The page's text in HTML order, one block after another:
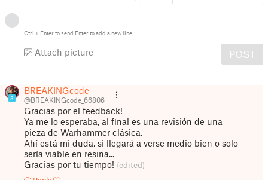
Ctrl + Enterto send Enterto add a new line
Attach picture POST
3
BREAKINGcode
@BREAKINGcode_66806
Gracias por el feedback!
Ya me lo esperaba, al final es una revisión de una
pieza de Warhammer clásica.
Ahí está mi duda, si llegará a verse medio bien o solo
sería viable en resina...
Gracias por tu tiempo! (edited)